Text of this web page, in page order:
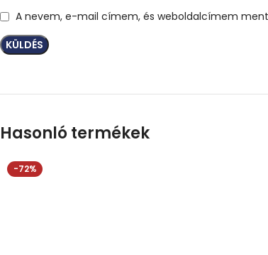
A nevem, e-mail címem, és weboldalcímem
Hasonló termékek
-72%